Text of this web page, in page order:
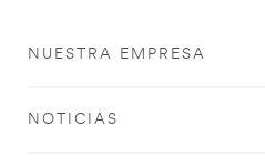
NUESTRA EMPRESA
NOTICIAS